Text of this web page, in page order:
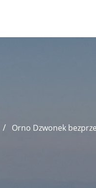
Orno Dzwonek